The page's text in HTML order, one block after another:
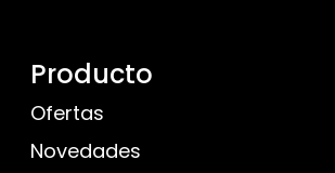
Producto
Ofertas
Novedades